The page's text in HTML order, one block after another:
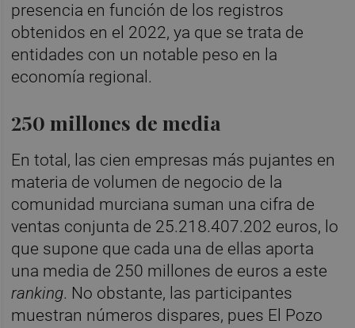
presencia en función de los registros
obtenidos en el 2022, ya que se trata de
entidades con un notable peso en la
economía regional.
250 millones de media
En total, las cien empresas más pujantes en
materia de volumen de negocio de la
comunidad murciana suman una cifra de
ventas conjunta de 25.218.407.202 euros, lo
que supone que cada una de ellas aporta
una media de 250 millones de euros a este
ranking. No obstante, las participantes
muestran números dispares, pues El Pozo